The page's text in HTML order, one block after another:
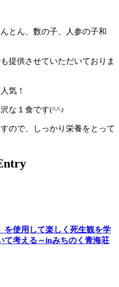
とん、数の子、人参の子和
提供させていただいておりま
気！
な１食です(^^♪
ので、しっかり栄養をとって
を使用して楽しく死生観を学
て考える～inみちのく青海荘